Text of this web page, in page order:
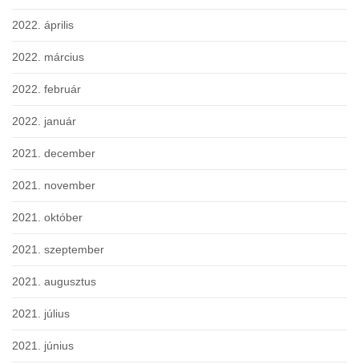
2022. április
2022. március
2022. február
2022. január
2021. december
2021. november
2021. október
2021. szeptember
2021. augusztus
2021. július
2021. június